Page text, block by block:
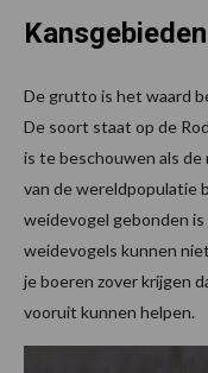
Kansgebieden
De grutto is het waard
De soort staat op de
is te beschouwen als
van de wereldpopulatie
weidevogel gebonden
weidevogels kunnen
je boeren zover krijgen
vooruit kunnen helpen.